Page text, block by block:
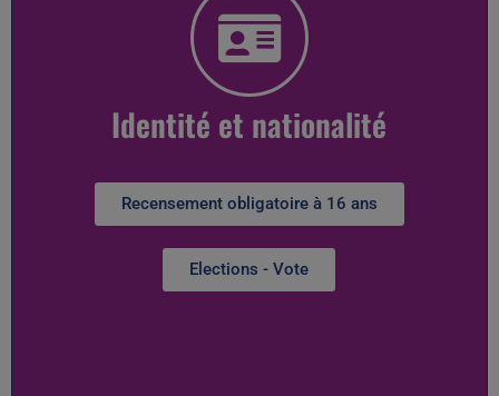
Identité et nationalité
Recensement obligatoire à 16 ans
Elections - Vote